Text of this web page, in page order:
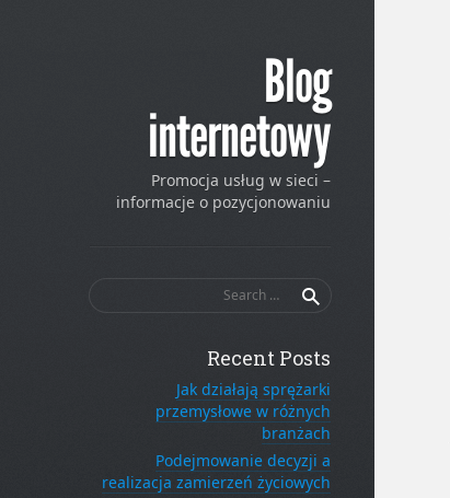
Blog
internetowy
Promocja usług w sieci –
informacje o pozycjonowaniu
Recent Posts
Jak działają sprężarki
przemysłowe w różnych
branżach
Podejmowanie decyzji a
realizacja zamierzeń życiowych